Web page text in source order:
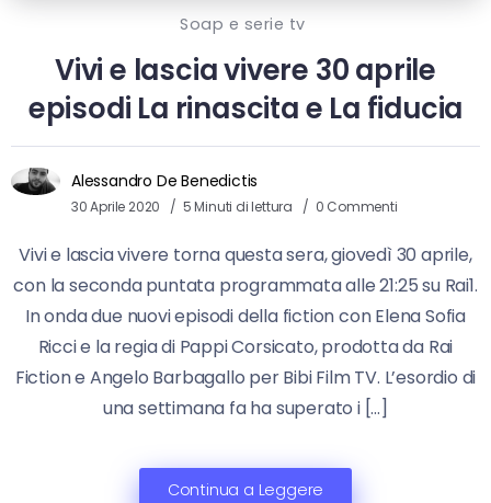
Soap e serie tv
Vivi e lascia vivere 30 aprile
episodi La rinascita e La fiducia
Alessandro De Benedictis
30 Aprile 2020 5 Minuti di lettura 0 Commenti
Vivi e lascia vivere torna questa sera, giovedì 30 aprile,
con la seconda puntata programmata alle 21:25 su Rai1.
In onda due nuovi episodi della fiction con Elena Sofia
Ricci e la regia di Pappi Corsicato, prodotta da Rai
Fiction e Angelo Barbagallo per Bibi Film TV. L’esordio di
una settimana fa ha superato i […]
Continua a Leggere